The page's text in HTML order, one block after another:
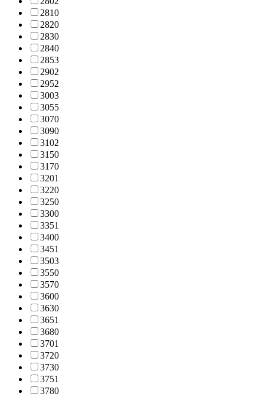
2810
2820
2830
2840
2853
2902
2952
3003
3055
3070
3090
3102
3150
3170
3201
3220
3250
3300
3351
3400
3451
3503
3550
3570
3600
3630
3651
3680
3701
3720
3730
3751
3780